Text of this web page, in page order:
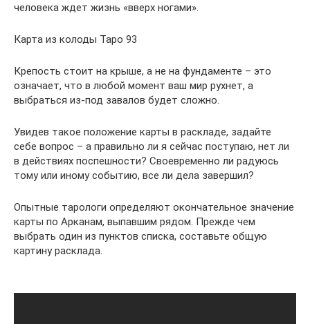
человека ждет жизнь «вверх ногами».
Карта из колоды Таро 93
Крепость стоит на крыше, а не на фундаменте – это
означает, что в любой момент ваш мир рухнет, а
выбраться из-под завалов будет сложно.
Увидев такое положение карты в раскладе, задайте
себе вопрос – а правильно ли я сейчас поступаю, нет ли
в действиях поспешности? Своевременно ли радуюсь
тому или иному событию, все ли дела завершил?
Опытные тарологи определяют окончательное значение
карты по Арканам, выпавшим рядом. Прежде чем
выбрать один из пунктов списка, составьте общую
картину расклада.